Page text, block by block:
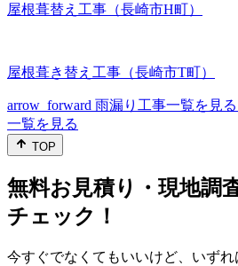
屋根葺替え工事（長崎市H町）
屋根葺き替え工事（長崎市T町）
arrow_forward 雨漏り工事一覧を見る
一覧を見る
TOP
無料お見積り・現地調
チェック！
今すぐでなくてもいいけど、いず